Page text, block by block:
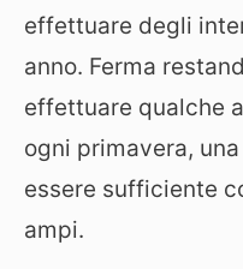
effettuare degli
anno. Ferma
effettuare qualche
ogni primavera,
essere sufficiente
ampi.